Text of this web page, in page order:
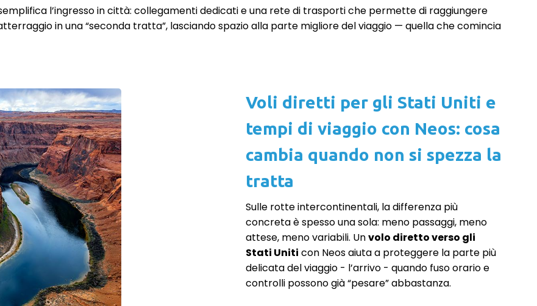
semplifica l’ingresso in città: collegamenti dedicati e una rete di trasporti che permette di raggiungere
in una “seconda tratta”, lasciando spazio alla parte migliore del viaggio — quella che comincia
Voli diretti per gli Stati Uniti e
tempi di viaggio con Neos: cosa
cambia quando non si spezza la
tratta
Sulle rotte intercontinentali, la differenza più
concreta è spesso una sola: meno passaggi, meno
attese, meno variabili. Unvolo diretto verso gli
Stati Uniti con Neos aiuta a proteggere la parte più
delicata del viaggio - l’arrivo - quando fuso orario e
controlli possono già “pesare” abbastanza.